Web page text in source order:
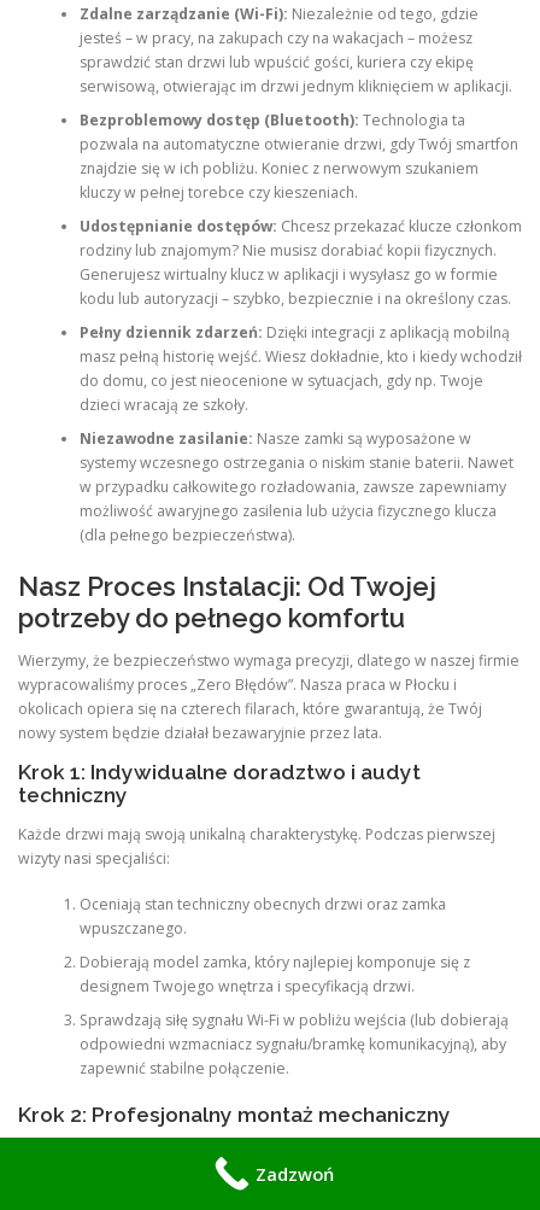
Zdalne zarządzanie (Wi-Fi): Niezależnie od tego, gdzie
jesteś – w pracy, na zakupach czy na wakacjach – możesz
sprawdzić stan drzwi lub wpuścić gości, kuriera czy ekipę
serwisową, otwierając im drzwi jednym kliknięciem w aplikacji.
Bezproblemowy dostęp (Bluetooth): Technologia ta
pozwala na automatyczne otwieranie drzwi, gdy Twój smartfon
znajdzie się w ich pobliżu. Koniec z nerwowym szukaniem
kluczy w pełnej torebce czy kieszeniach.
Udostępnianie dostępów: Chcesz przekazać klucze członkom
rodziny lub znajomym? Nie musisz dorabiać kopii fizycznych.
Generujesz wirtualny klucz w aplikacji i wysyłasz go w formie
kodu lub autoryzacji – szybko, bezpiecznie i na określony czas.
Pełny dziennik zdarzeń: Dzięki integracji z aplikacją mobilną
masz pełną historię wejść. Wiesz dokładnie, kto i kiedy wchodził
do domu, co jest nieocenione w sytuacjach, gdy np. Twoje
dzieci wracają ze szkoły.
Niezawodne zasilanie: Nasze zamki są wyposażone w
systemy wczesnego ostrzegania o niskim stanie baterii. Nawet
w przypadku całkowitego rozładowania, zawsze zapewniamy
możliwość awaryjnego zasilenia lub użycia fizycznego klucza
(dla pełnego bezpieczeństwa).
Nasz Proces Instalacji: Od Twojej
potrzeby do pełnego komfortu
Wierzymy, że bezpieczeństwo wymaga precyzji, dlatego w naszej firmie
wypracowaliśmy proces „Zero Błędów”. Nasza praca w Płocku i
okolicach opiera się na czterech filarach, które gwarantują, że Twój
nowy system będzie działał bezawaryjnie przez lata.
Krok 1: Indywidualne doradztwo i audyt
techniczny
Każde drzwi mają swoją unikalną charakterystykę. Podczas pierwszej
wizyty nasi specjaliści:
Oceniają stan techniczny obecnych drzwi oraz zamka
wpuszczanego.
Dobierają model zamka, który najlepiej komponuje się z
designem Twojego wnętrza i specyfikacją drzwi.
Sprawdzają siłę sygnału Wi-Fi w pobliżu wejścia (lub dobierają
odpowiedni wzmacniacz sygnału/bramkę komunikacyjną), aby
zapewnić stabilne połączenie.
Krok 2: Profesjonalny montaż mechaniczny
To etap, w którym kładziemy fundament pod system elektroniczny.
Zadzwoń